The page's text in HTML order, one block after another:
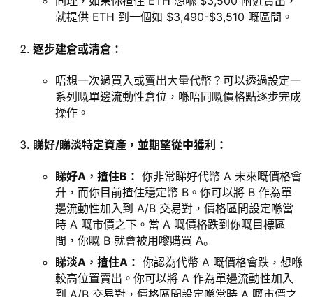
就提供 ETH 到一個如 $3,490-$3,510 嘅區間。
逐步建倉或清倉：
唔想一次過買入或賣出大量代幣？可以透過設定一
系列嘅單邊流動性倉位，喺唔同嘅價格點逐步完成
操作。
睇好/睇淡特定資產，並期望從中獲利：
睇好A，揸住B： 你非常睇好代幣 A 未來嘅價格會
升，而你目前揸住穩定幣 B。你可以將 B 作為單
邊流動性加入到 A/B 交易對，價格區間設定喺當
時 A 嘅市價之下。當 A 嘅價格跌到你嘅目標區
間，你嘅 B 就會被用嚟購買 A。
睇淡A，揸住A： 你認為代幣 A 嘅價格會跌，想喺
較高位置賣出。你可以將 A 作為單邊流動性加入